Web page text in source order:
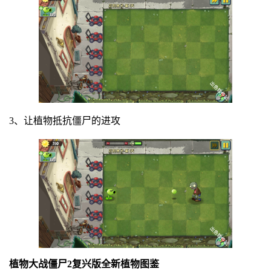
3、让植物抵抗僵尸的进攻
植物大战僵尸2复兴版全新植物图鉴